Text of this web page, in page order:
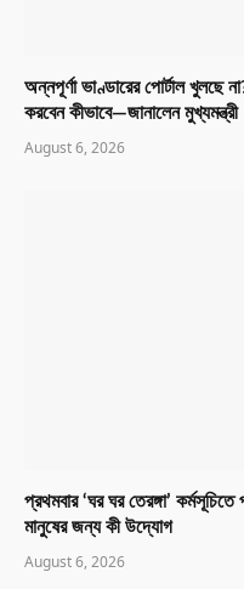
অন্নপূর্ণা ভাণ্ডারের পোর্টাল খুলছে
করবেন কীভাবে—জানালেন মুখ্যমন্ত্রী
August 6, 2026
প্রথমবার ‘ঘর ঘর তেরঙ্গা’
মানুষের জন্য কী উদ্যোগ
August 6, 2026